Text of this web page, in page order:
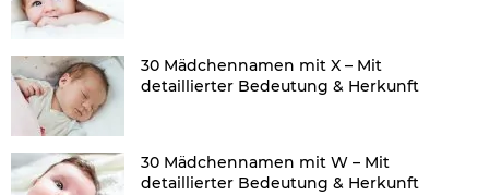
30 Mädchennamen mit X – Mit
detaillierter Bedeutung & Herkunft
30 Mädchennamen mit W – Mit
detaillierter Bedeutung & Herkunft